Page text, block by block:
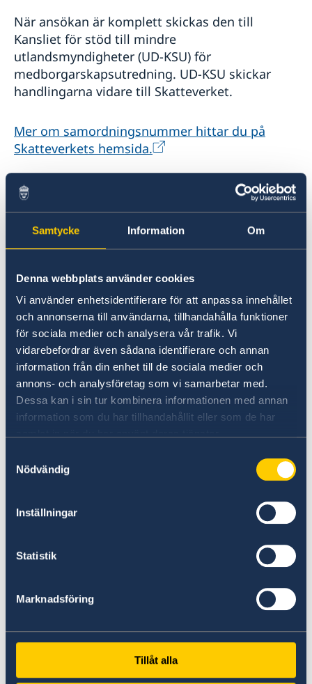
Samtycke Information Om
Denna webbplats använder cookies
Vi använder enhetsidentifierare för att anpassa innehållet
och annonserna till användarna, tillhandahålla funktioner
för sociala medier och analysera vår trafik. Vi
vidarebefordrar även sådana identifierare och annan
information från din enhet till de sociala medier och
annons- och analysföretag som vi samarbetar med.
Dessa kan i sin tur kombinera informationen med annan
information som du har tillhandahållit eller som de har
Nödvändig
Inställningar
Statistik
Marknadsföring
Tillåt alla
När ansökan är komplett skickas den till
Kansliet för stöd till mindre
utlandsmyndigheter (UD-KSU) för
medborgarskapsutredning. UD-KSU skickar
handlingarna vidare till Skatteverket.
Mer om samordningsnummer hittar du på
Skatteverkets hemsida.
Har barnet även ett
medborgarskap
ska ansökan lämnas in på en
utlandsmyndighet som är passmyndighet, t ex
ambassaden i Bukarest. Båda vårdnadshavarna
personligen.
Beställning av samordningsnummer samt
namnanmälan - Sweden Abroad
Kontakta konsulatet för information vilka
dokument som krävs för ansökan och för att
boka tid för besök.
samordningsnummer är cirka 6-8 veckor.
Beslut om samordningsnummer sänds av
Skatteverket direkt till vårdnadshavarna med
samordningsnummer tilldelats är det möjligt
Observera att ett samordningsnummer som
inte används kan bli registrerat som vilande.
Det sker automatiskt efter 5 år.
Läs mer om samordningsnummer på